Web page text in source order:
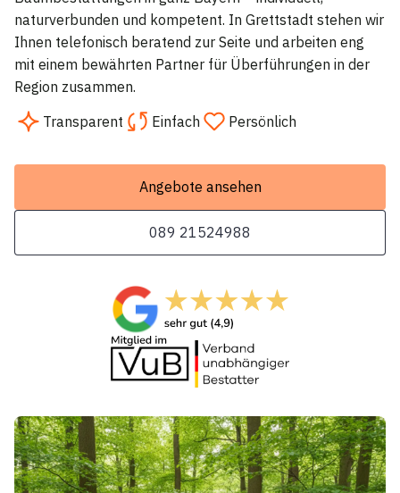
naturverbunden und kompetent. In Grettstadt stehen wir
Ihnen telefonisch beratend zur Seite und arbeiten eng
mit einem bewährten Partner für Überführungen in der
Region zusammen.
Transparent
Einfach Persönlich
Angebote ansehen
089 21524988